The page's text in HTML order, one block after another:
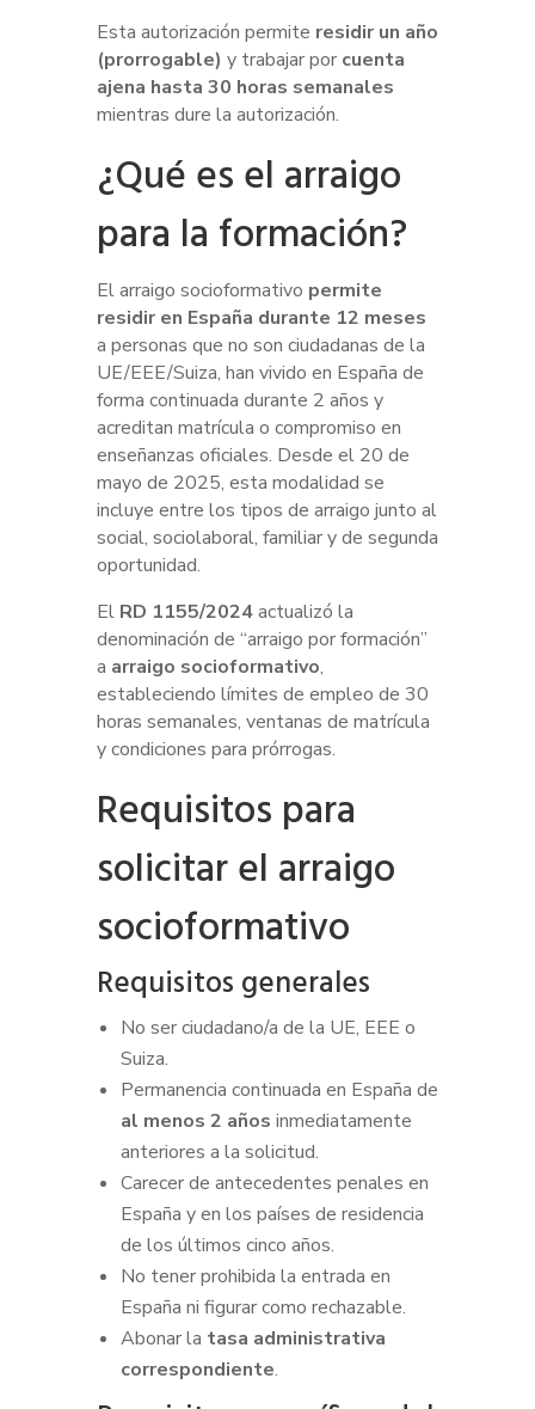
Esta autorización permite residir un año
(prorrogable) y trabajar por cuenta
ajena hasta 30 horas semanales
mientras dure la autorización.
¿Qué es el arraigo
para la formación?
El arraigo socioformativo permite
residir en España durante 12 meses
a personas que no son ciudadanas de la
UE/EEE/Suiza, han vivido en España de
forma continuada durante 2 años y
acreditan matrícula o compromiso en
enseñanzas oficiales. Desde el 20 de
mayo de 2025, esta modalidad se
incluye entre los tipos de arraigo junto al
social, sociolaboral, familiar y de segunda
oportunidad.
El RD 1155/2024actualizó la
denominación de “arraigo por formación”
a arraigo socioformativo,
estableciendo límites de empleo de 30
horas semanales, ventanas de matrícula
y condiciones para prórrogas.
Requisitos para
solicitar el arraigo
socioformativo
Requisitos generales
No ser ciudadano/a de la UE, EEE o
Suiza.
Permanencia continuada en España de
al menos 2 años inmediatamente
anteriores a la solicitud.
Carecer de antecedentes penales en
España y en los países de residencia
de los últimos cinco años.
No tener prohibida la entrada en
España ni figurar como rechazable.
Abonar la tasa administrativa
correspondiente.